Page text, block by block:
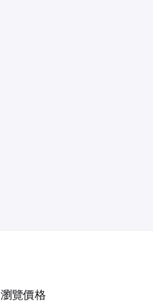
瀏覽價格